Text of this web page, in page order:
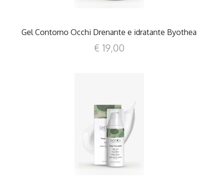
Gel Contorno Occhi Drenante e idratante Byothea
€ 19,00
DETTAGLI